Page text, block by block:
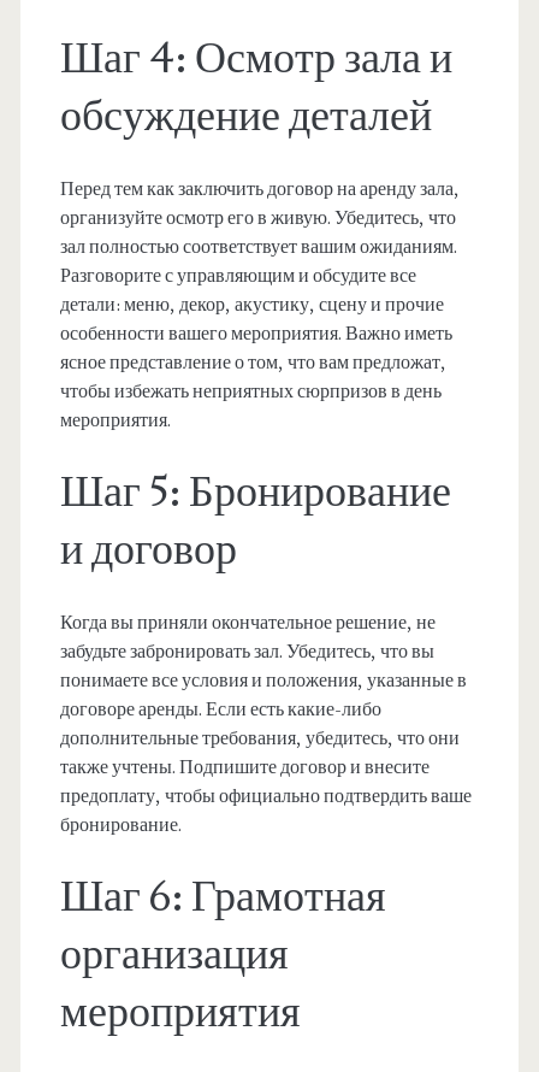
Шаг 4: Осмотр зала и
обсуждение деталей
Перед тем как заключить договор на аренду зала,
организуйте осмотр его в живую. Убедитесь, что
зал полностью соответствует вашим ожиданиям.
Разговорите с управляющим и обсудите все
детали: меню, декор, акустику, сцену и прочие
особенности вашего мероприятия. Важно иметь
ясное представление о том, что вам предложат,
чтобы избежать неприятных сюрпризов в день
мероприятия.
Шаг 5: Бронирование
и договор
Когда вы приняли окончательное решение, не
забудьте забронировать зал. Убедитесь, что вы
понимаете все условия и положения, указанные в
договоре аренды. Если есть какие-либо
дополнительные требования, убедитесь, что они
также учтены. Подпишите договор и внесите
предоплату, чтобы официально подтвердить ваше
бронирование.
Шаг 6: Грамотная
организация
мероприятия